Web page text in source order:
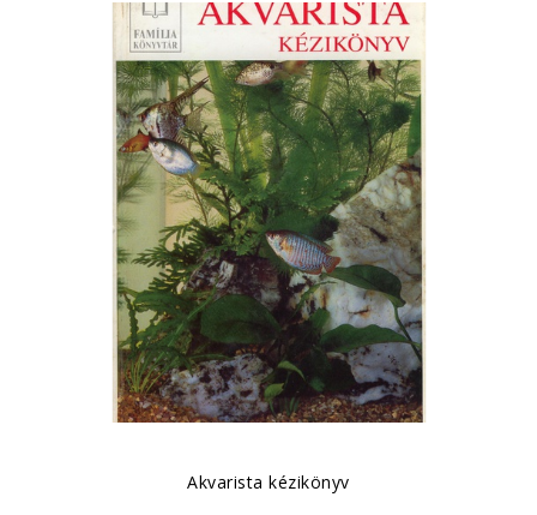
Akvarista kézikönyv